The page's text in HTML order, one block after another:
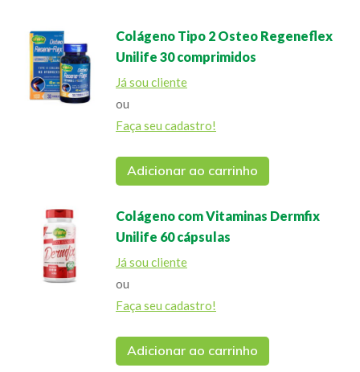
Colágeno Tipo 2 Osteo Regeneflex
Unilife 30 comprimidos
Já sou cliente
ou
Faça seu cadastro!
Adicionar ao carrinho
Colágeno com Vitaminas Dermfix
Unilife 60 cápsulas
Já sou cliente
ou
Faça seu cadastro!
Adicionar ao carrinho